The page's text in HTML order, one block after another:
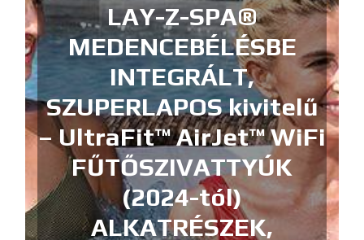
LAY-Z-SPA®
MEDENCEBÉLÉSBE
INTEGRÁLT,
SZUPERLAPOS kivitelű
– UltraFit™ AirJet™ WiFi
FŰTŐSZIVATTYÚK
(2024-tól)
ALKATRÉSZEK,